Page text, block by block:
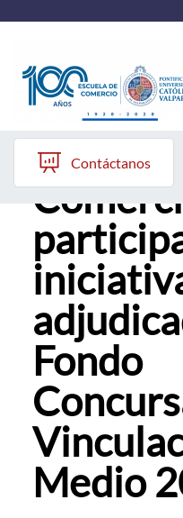
Quiénes somos
Vinculación con el Medio
Formación Continua
Postgrados
ALUMNI
Contáctanos
Escuela
Fondo
Medio